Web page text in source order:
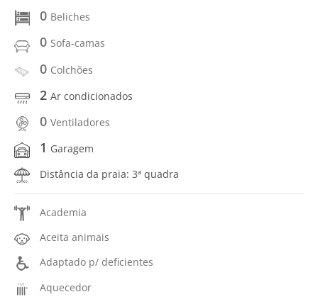
0 Beliches
0 Sofa-camas
0 Colchões
2 Ar condicionados
0 Ventiladores
1 Garagem
Distância da praia: 3ª quadra
Academia
Aceita animais
Adaptado p/ deficientes
Aquecedor